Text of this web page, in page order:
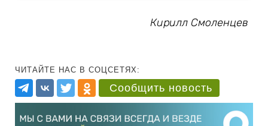
Кирилл Смоленцев
ЧИТАЙТЕ НАС В СОЦСЕТЯХ:
Сообщить новость